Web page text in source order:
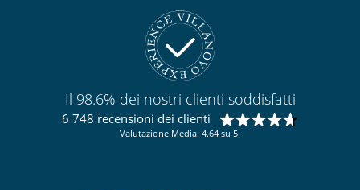
Il 98.6% dei nostri clienti soddisfatti
6 748 recensioni dei clienti
Valutazione Media: 4.64 su 5.